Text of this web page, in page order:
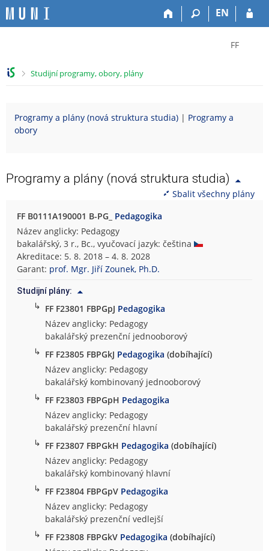
EN
FF
ě
f
l
F
l
o
z
i
c
k
f
a
k
u
l
t
>
Studijní programy, obory, plány
Programy a plány (nová struktura studia) | Programy a
obory
Programy a plány (nová struktura studia)
Sbalit všechny plány
FF B0111A190001 B-PG_ Pedagogika
Název anglicky: Pedagogy
bakalářský, 3 r., Bc., vyučovací jazyk: čeština
Akreditace: 5. 8. 2018 – 4. 8. 2028
Garant: prof. Mgr. Jiří Zounek, Ph.D.
Studijní plány:
↳ FF F23801 FBPGpJ Pedagogika
Název anglicky: Pedagogy
bakalářský prezenční jednooborový
↳ FF F23805 FBPGkJ Pedagogika (dobíhající)
Název anglicky: Pedagogy
bakalářský kombinovaný jednooborový
↳ FF F23803 FBPGpH Pedagogika
Název anglicky: Pedagogy
bakalářský prezenční hlavní
↳ FF F23807 FBPGkH Pedagogika (dobíhající)
Název anglicky: Pedagogy
bakalářský kombinovaný hlavní
↳ FF F23804 FBPGpV Pedagogika
Název anglicky: Pedagogy
bakalářský prezenční vedlejší
↳ FF F23808 FBPGkV Pedagogika (dobíhající)